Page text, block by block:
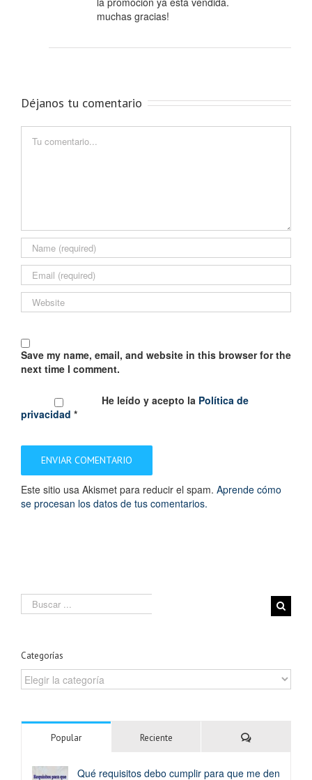
muchas gracias!
Déjanos tu comentario
Save my name, email, and website in this browser for the
next time I comment.
He leído y acepto la Política de
privacidad *
Este sitio usa Akismet para reducir el spam. Aprende cómo
se procesan los datos de tus comentarios.
Search
for:
Categorías
Categorías
Popular Reciente Comentarios
Qué requisitos debo cumplir para que me den